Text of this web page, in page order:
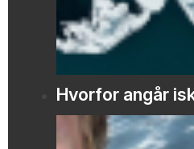
Hvorfor angår